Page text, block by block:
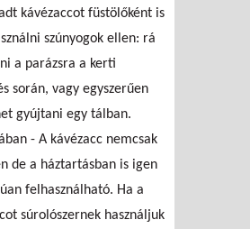
kávézaccot füstölőként is
szúnyogok ellen: rá
a parázsra a kerti
során, vagy egyszerűen
gyújtani egy tálban.
- A kávézacc nemcsak
de a háztartásban is igen
felhasználható. Ha a
súrolószernek használjuk